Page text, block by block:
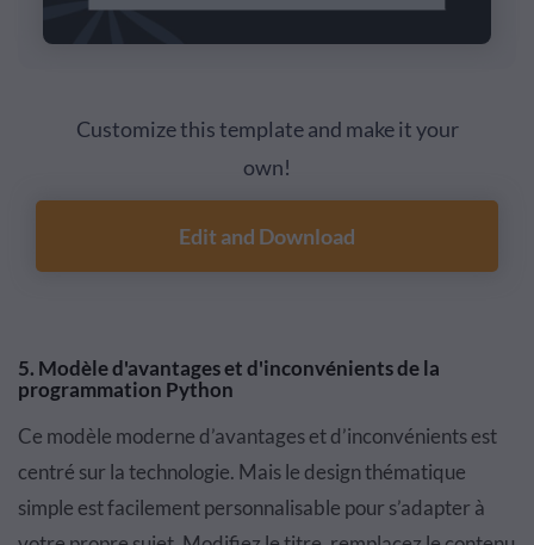
Customize this template and make it your
own!
Edit and Download
5. Modèle d'avantages et d'inconvénients de la
programmation Python
Ce modèle moderne d’avantages et d’inconvénients est
centré sur la technologie. Mais le design thématique
simple est facilement personnalisable pour s’adapter à